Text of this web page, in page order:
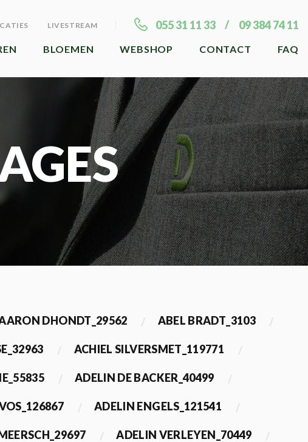
LIVESTREAM 055 31 11 33 09 384 74 11
BLOEMEN WEBSHOP CONTACT FAQ
DHONDT_29562 ABEL BRADT_3103
ACHIEL SILVERSMET_119771
ADELIN DE BACKER_40499
ADELIN ENGELS_121541
ADELIN VERLEYEN_70449